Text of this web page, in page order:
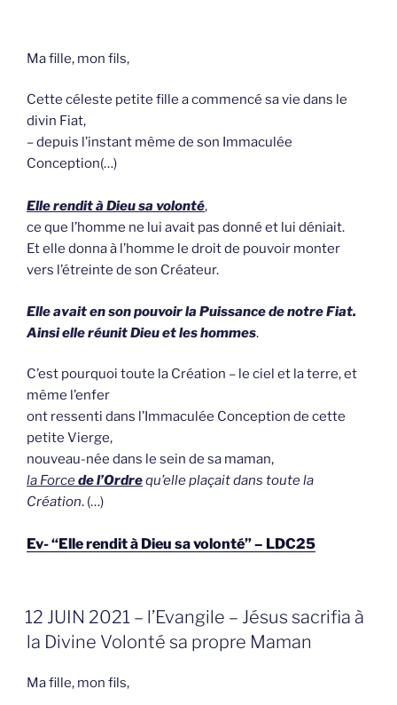
Ma fille, mon fils,
Cette céleste petite fille a commencé sa vie dans le
divin Fiat,
– depuis l’instant même de son Immaculée
Conception(…)
Elle rendit à Dieu sa volonté,
ce que l’homme ne lui avait pas donné et lui déniait.
Et elle donna à l’homme le droit de pouvoir monter
vers l’étreinte de son Créateur.
Elle avait en son pouvoir la Puissance de notre Fiat.
Ainsi elle réunit Dieu et les hommes.
C’est pourquoi toute la Création – le ciel et la terre, et
même l’enfer
ont ressenti dans l’Immaculée Conception de cette
petite Vierge,
nouveau-née dans le sein de sa maman,
la Forcede l’Ordrequ’elle plaçait dans toute la
Création. (…)
Ev- “Elle rendit à Dieu sa volonté” – LDC25
GEPLAATST
OP
12 JUIN 2021 – l’Evangile – Jésus sacrifia à
la Divine Volonté sa propre Maman
Ma fille, mon fils,